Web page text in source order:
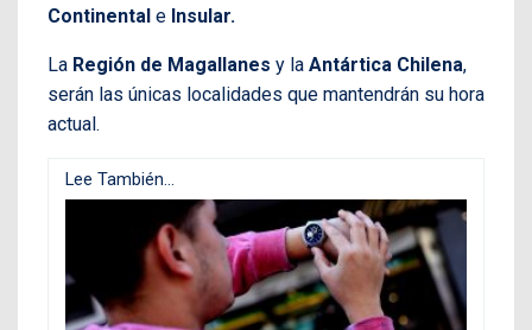
Continental e Insular.
La Región de Magallanes y la Antártica Chilena,
serán las únicas localidades que mantendrán su hora
actual.
Lee También...